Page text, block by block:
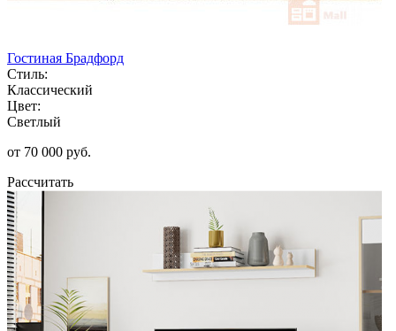
Гостиная Брадфорд
Стиль:
Классический
Цвет:
Светлый
от 70 000 руб.
Рассчитать